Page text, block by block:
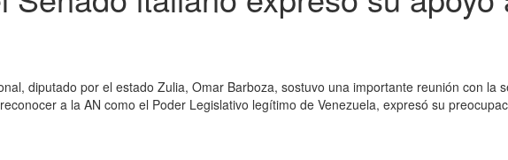
diputado por el estado Zulia, Omar Barboza, sostuvo una importante reunión con la
a la AN como el Poder Legislativo legítimo de Venezuela, expresó su